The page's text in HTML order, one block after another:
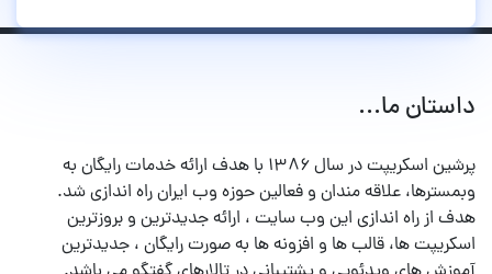
داستان ما...
پرشین اسکریپت در سال ۱۳۸۶ با هدف ارائه خدمات رایگان به
وبمسترها، علاقه مندان و فعالین حوزه وب ایران راه اندازی شد.
هدف از راه اندازی این وب سایت ، ارائه جدیدترین و بروزترین
اسکریپت ها، قالب ها و افزونه ها به صورت رایگان ، جدیدترین